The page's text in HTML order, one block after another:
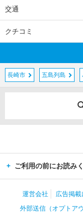
交通
クチコミ
長崎市 五島列島
ご利用の前にお読み
運営会社 広告掲
外部送信（オプトアウ